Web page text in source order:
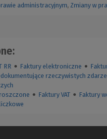
administracyjnym, Zmiany w
RR ● Faktury elektroniczne ●
rzeczywistych
● Faktury VAT ● Faktury